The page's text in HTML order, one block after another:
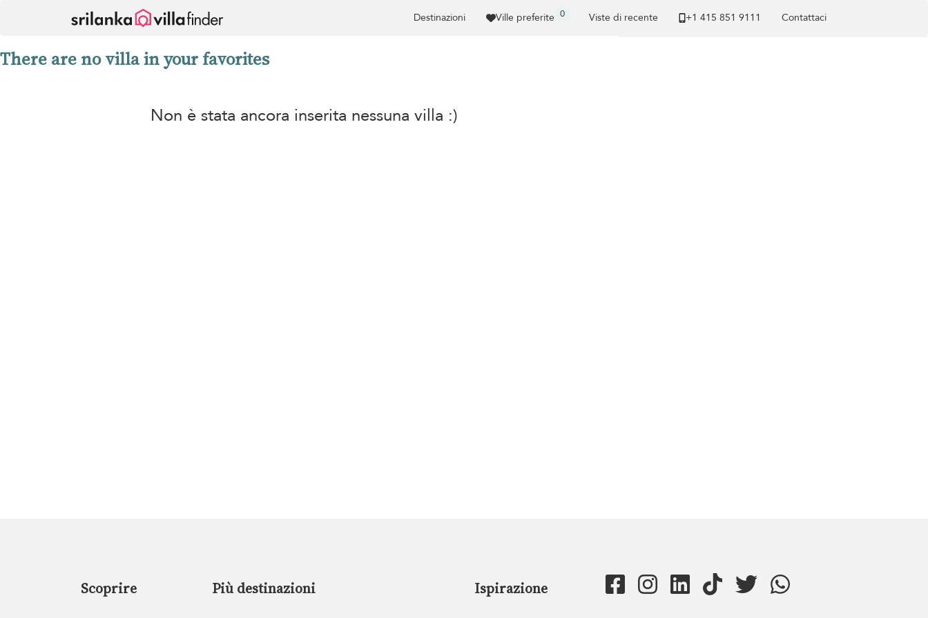
Destinazioni Ville preferite 0 Viste di recente +1 ​415 851 9111 Contattaci
There are no villa in your favorites
Non è stata ancora inserita nessuna villa :)
Scoprire Più destinazioni Ispirazione
Pannello di gestione dei cookies